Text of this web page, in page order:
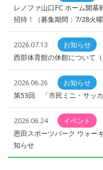
レノファ山口FC ホーム開
招待！（募集期間：7/28火曜
2026.07.13
お知らせ
西部体育館の休館について
2026.06.26
お知らせ
第53回 「市民ミニ・サッ
2026.06.24
イベント
恩田スポーツパーク ウォー
知らせ